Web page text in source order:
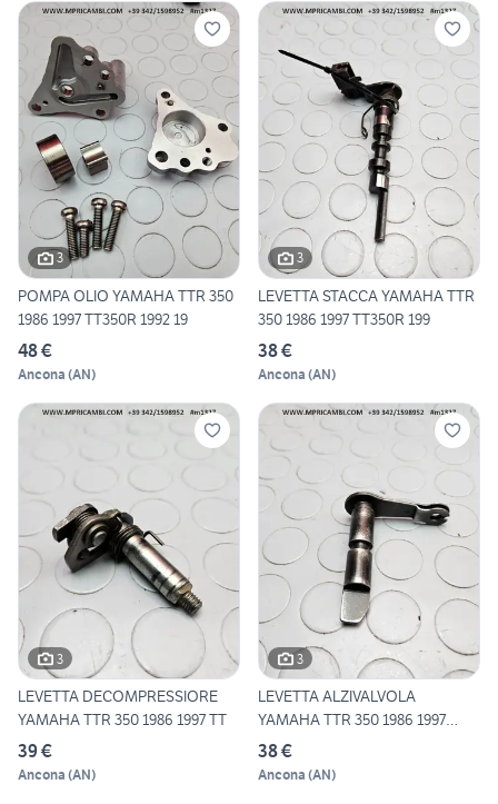
3
POMPA OLIO YAMAHA TTR 350
1986 1997 TT350R 1992 19
48 €
Ancona (AN)
3
LEVETTA STACCA YAMAHA TTR
350 1986 1997 TT350R 199
38 €
Ancona (AN)
3
LEVETTA DECOMPRESSIORE
YAMAHA TTR 350 1986 1997 TT
39 €
Ancona (AN)
3
LEVETTA ALZIVALVOLA
YAMAHA TTR 350 1986 1997
TT350
38 €
Ancona (AN)